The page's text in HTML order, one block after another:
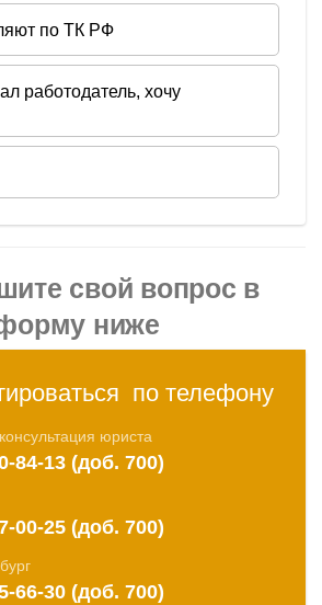
свой вопрос в
ниже